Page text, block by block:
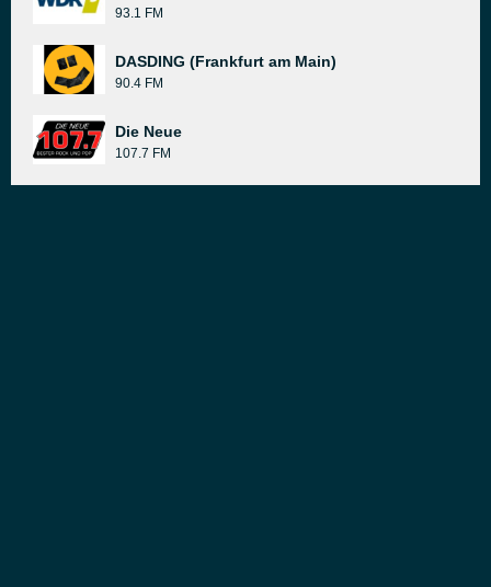
93.1 FM
DASDING (Frankfurt am Main)
90.4 FM
Die Neue
107.7 FM